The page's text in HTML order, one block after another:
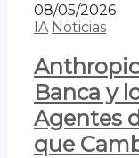
08/05/2026
IA Noticias
Banca y
Agentes
que